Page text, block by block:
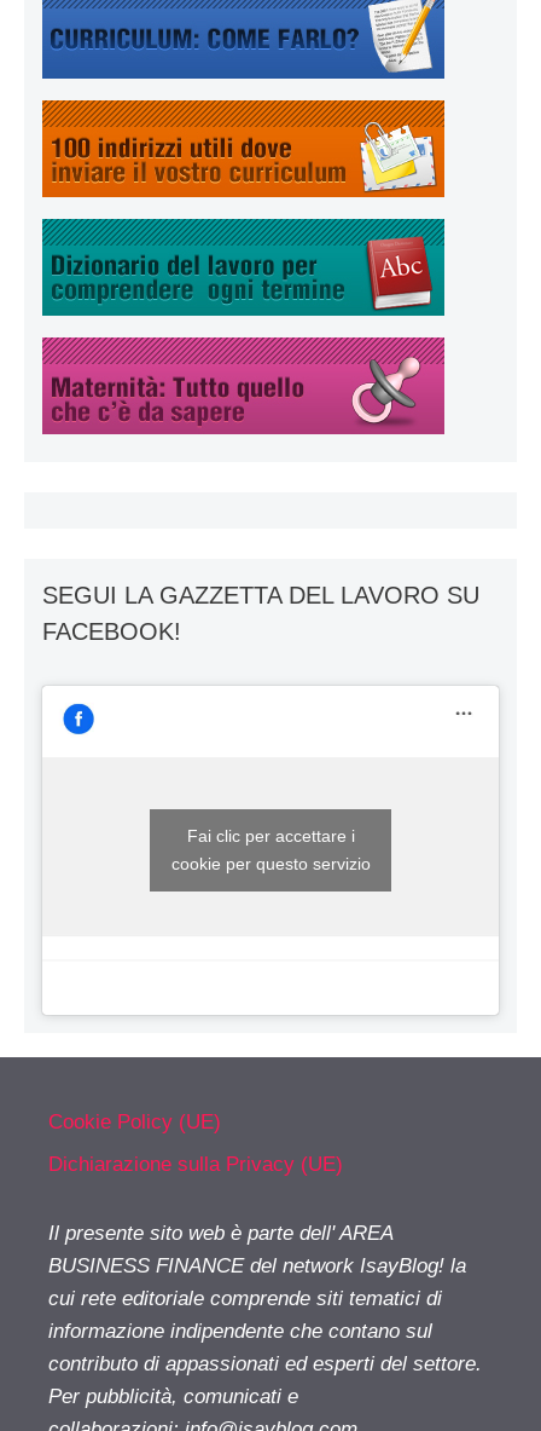
SEGUI LA GAZZETTA DEL LAVORO SU
FACEBOOK!
Fai clic per accettare i
cookie per questo servizio
Cookie Policy (UE)
Dichiarazione sulla Privacy (UE)
Il presente sito web è parte dell' AREA
BUSINESS FINANCE del network IsayBlog! la
cui rete editoriale comprende siti tematici di
informazione indipendente che contano sul
contributo di appassionati ed esperti del settore.
Per pubblicità, comunicati e